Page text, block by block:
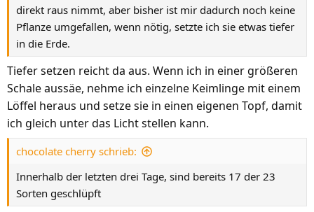
direkt raus nimmt, aber bisher ist mir dadurch noch keine
Pflanze umgefallen, wenn nötig, setzte ich sie etwas tiefer
in die Erde.
Tiefer setzen reicht da aus. Wenn ich in einer größeren
Schale aussäe, nehme ich einzelne Keimlinge mit einem
Löffel heraus und setze sie in einen eigenen Topf, damit
ich gleich unter das Licht stellen kann.
chocolate cherry schrieb:
Innerhalb der letzten drei Tage, sind bereits 17 der 23
Sorten geschlüpft